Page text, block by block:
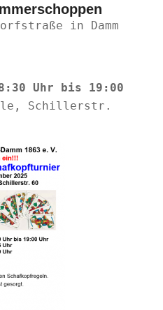
in Damm
Uhr bis 19:00
Schillerstr.